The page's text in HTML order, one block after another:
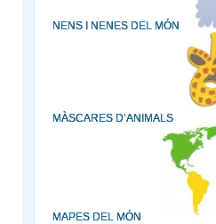
NENS I NENES DEL MÓN
MÀSCARES D’ANIMALS
MAPES DEL MÓN